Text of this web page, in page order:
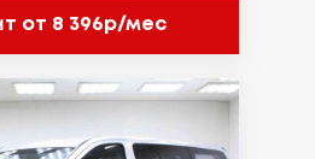
от 8 396р/мес